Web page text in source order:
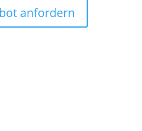
anfordern